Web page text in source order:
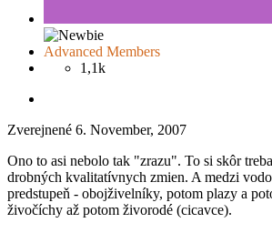
Advanced Members
1,1k
Zverejnené 6. November, 2007
Ono to asi nebolo tak "zrazu". To si skôr
drobných kvalitatívnych zmien. A medzi
predstupeň - obojživelníky, potom plazy a
živočíchy až potom živorodé (cicavce).